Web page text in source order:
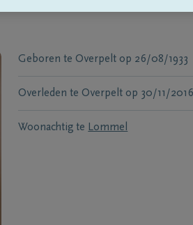
Geboren te Overpelt op 26/08/1933
Overleden te Overpelt op 30/11/2016
Woonachtig te Lommel